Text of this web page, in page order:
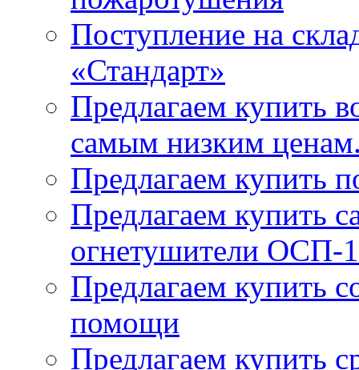
Поступление на
«Стандарт»
Предлагаем купить
самым низким
Предлагаем купить
Предлагаем купить
огнетушители
Предлагаем купить
помощи
Предлагаем купить